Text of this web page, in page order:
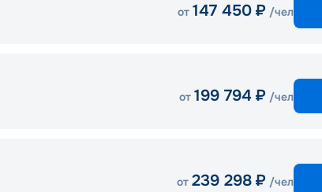
от 147 450 ₽ /чел
от 199 794 ₽ /чел
от 239 298 ₽ /чел